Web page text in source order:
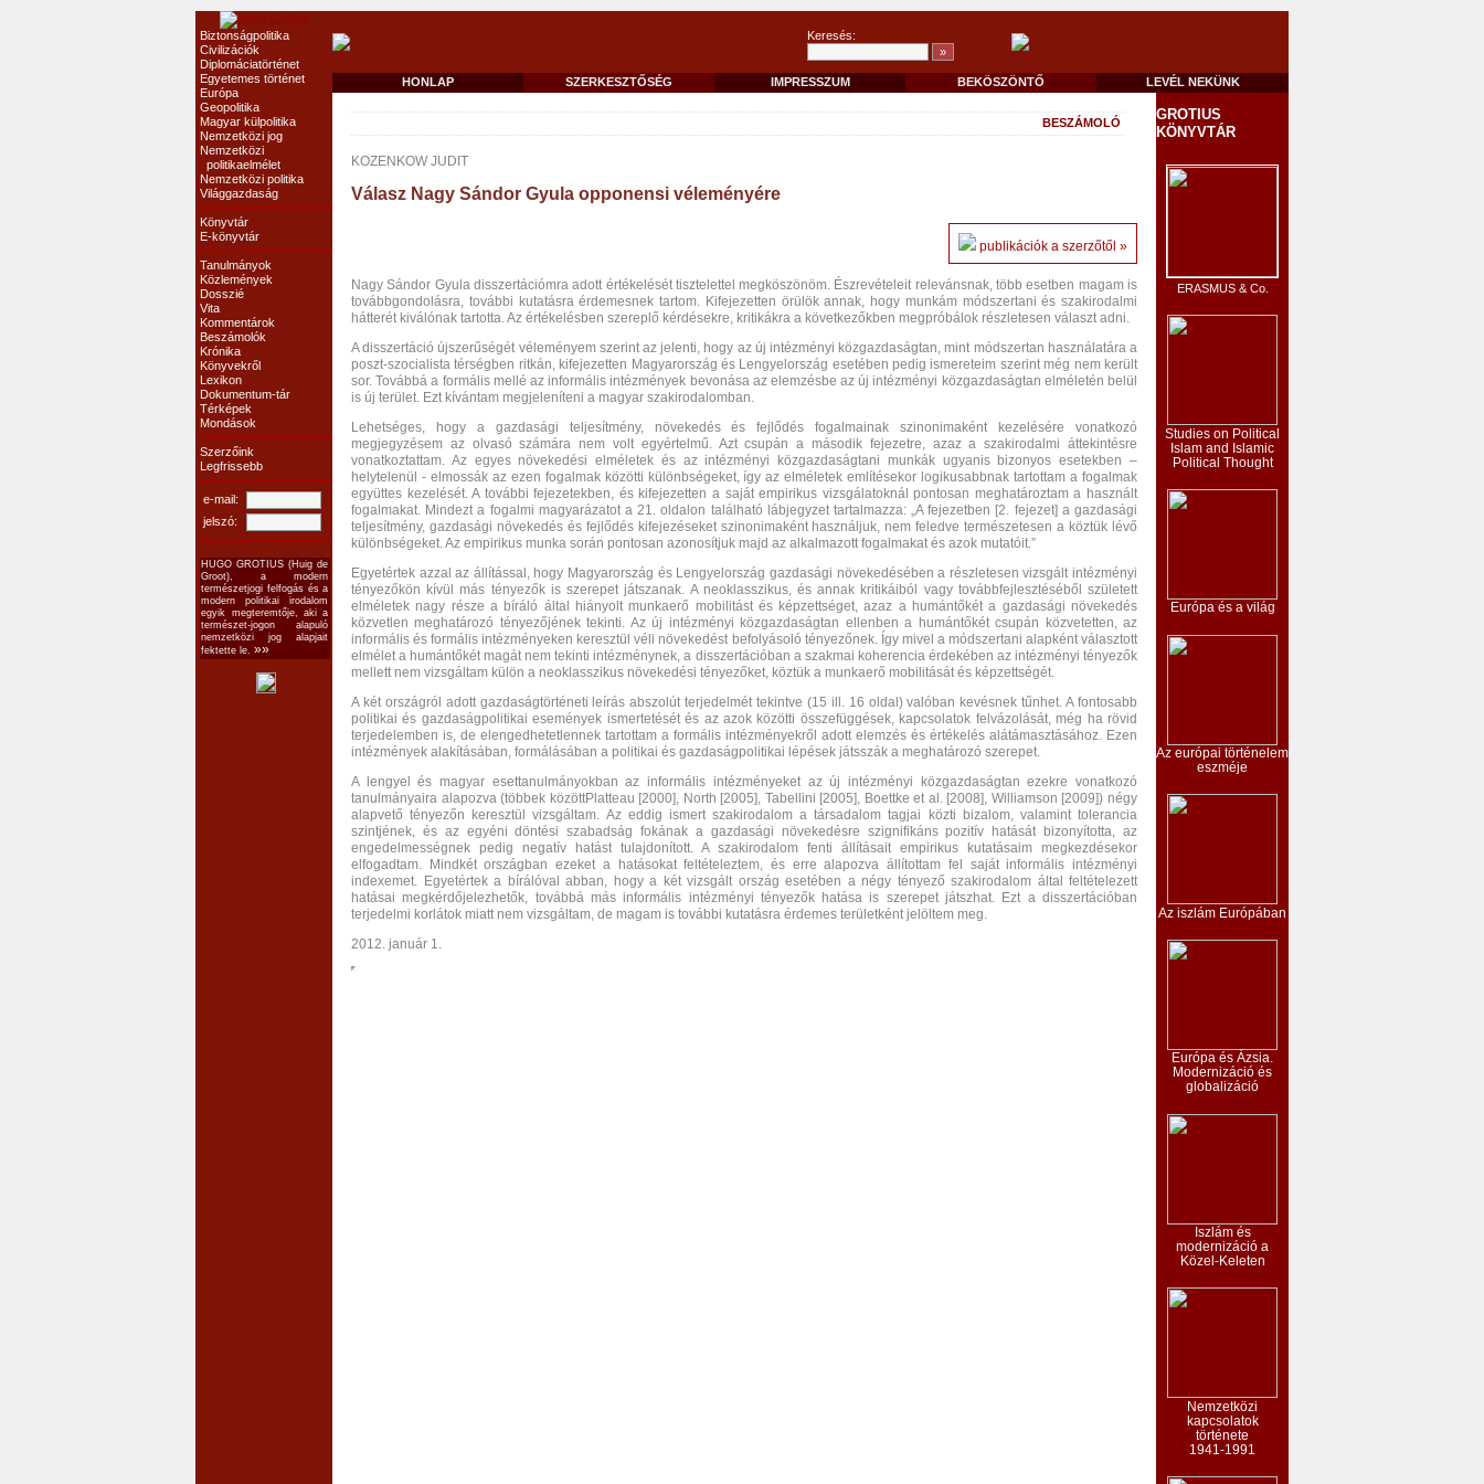
Biztonságpolitika
Civilizációk
Diplomáciatörténet
Egyetemes történet
Európa
Geopolitika
Magyar külpolitika
Nemzetközi jog
Nemzetközi
politikaelmélet
Nemzetközi politika
Világgazdaság
Könyvtár
E-könyvtár
Tanulmányok
Közlemények
Dosszié
Vita
Kommentárok
Beszámolók
Krónika
Könyvekről
Lexikon
Dokumentum-tár
Térképek
Mondások
Szerzőink
Legfrissebb
e-mail:
jelszó:
HUGO GROTIUS (Huig de
Groot), a modern
természetjogi felfogás és a
modern politikai irodalom
egyik megteremtője, aki a
természet-jogon alapuló
nemzetközi jog alapjait
fektette le.»»
Keresés:
HONLAP SZERKESZTŐSÉG IMPRESSZUM BEKÖSZÖNTŐ LEVÉL NEKÜNK
BESZÁMOLÓ
KOZENKOW JUDIT
Válasz Nagy Sándor Gyula opponensi véleményére
publikációk a szerzőtől »
Nagy Sándor Gyula disszertációmra adott értékelését tisztelettel megköszönöm. Észrevételeit relevánsnak, több esetben magam is
továbbgondolásra, további kutatásra érdemesnek tartom. Kifejezetten örülök annak, hogy munkám módszertani és szakirodalmi
hátterét kiválónak tartotta. Az értékelésben szereplő kérdésekre, kritikákra a következőkben megpróbálok részletesen választ adni.
A disszertáció újszerűségét véleményem szerint az jelenti, hogy az új intézményi közgazdaságtan, mint módszertan használatára a
poszt-szocialista térségben ritkán, kifejezetten Magyarország és Lengyelország esetében pedig ismereteim szerint még nem került
sor. Továbbá a formális mellé az informális intézmények bevonása az elemzésbe az új intézményi közgazdaságtan elméletén belül
is új terület. Ezt kívántam megjeleníteni a magyar szakirodalomban.
Lehetséges, hogy a gazdasági teljesítmény, növekedés és fejlődés fogalmainak szinonimaként kezelésére vonatkozó
megjegyzésem az olvasó számára nem volt egyértelmű. Azt csupán a második fejezetre, azaz a szakirodalmi áttekintésre
vonatkoztattam. Az egyes növekedési elméletek és az intézményi közgazdaságtani munkák ugyanis bizonyos esetekben –
helytelenül - elmossák az ezen fogalmak közötti különbségeket, így az elméletek említésekor logikusabbnak tartottam a fogalmak
együttes kezelését. A további fejezetekben, és kifejezetten a saját empirikus vizsgálatoknál pontosan meghatároztam a használt
fogalmakat. Mindezt a fogalmi magyarázatot a 21. oldalon található lábjegyzet tartalmazza: „A fejezetben [2. fejezet] a gazdasági
teljesítmény, gazdasági növekedés és fejlődés kifejezéseket szinonimaként használjuk, nem feledve természetesen a köztük lévő
különbségeket. Az empirikus munka során pontosan azonosítjuk majd az alkalmazott fogalmakat és azok mutatóit.”
Egyetértek azzal az állítással, hogy Magyarország és Lengyelország gazdasági növekedésében a részletesen vizsgált intézményi
tényezőkön kívül más tényezők is szerepet játszanak. A neoklasszikus, és annak kritikáiból vagy továbbfejlesztéséből született
elméletek nagy része a bíráló által hiányolt munkaerő mobilitást és képzettséget, azaz a humántőkét a gazdasági növekedés
közvetlen meghatározó tényezőjének tekinti. Az új intézményi közgazdaságtan ellenben a humántőkét csupán közvetetten, az
informális és formális intézményeken keresztül véli növekedést befolyásoló tényezőnek. Így mivel a módszertani alapként választott
elmélet a humántőkét magát nem tekinti intézménynek, a disszertációban a szakmai koherencia érdekében az intézményi tényezők
mellett nem vizsgáltam külön a neoklasszikus növekedési tényezőket, köztük a munkaerő mobilitását és képzettségét.
A két országról adott gazdaságtörténeti leírás abszolút terjedelmét tekintve (15 ill. 16 oldal) valóban kevésnek tűnhet. A fontosabb
politikai és gazdaságpolitikai események ismertetését és az azok közötti összefüggések, kapcsolatok felvázolását, még ha rövid
terjedelemben is, de elengedhetetlennek tartottam a formális intézményekről adott elemzés és értékelés alátámasztásához. Ezen
intézmények alakításában, formálásában a politikai és gazdaságpolitikai lépések játsszák a meghatározó szerepet.
A lengyel és magyar esettanulmányokban az informális intézményeket az új intézményi közgazdaságtan ezekre vonatkozó
tanulmányaira alapozva (többek közöttPlatteau [2000], North [2005], Tabellini [2005], Boettke et al. [2008], Williamson [2009]) négy
alapvető tényezőn keresztül vizsgáltam. Az eddig ismert szakirodalom a társadalom tagjai közti bizalom, valamint tolerancia
szintjének, és az egyéni döntési szabadság fokának a gazdasági növekedésre szignifikáns pozitív hatását bizonyította, az
engedelmességnek pedig negatív hatást tulajdonított. A szakirodalom fenti állításait empirikus kutatásaim megkezdésekor
elfogadtam. Mindkét országban ezeket a hatásokat feltételeztem, és erre alapozva állítottam fel saját informális intézményi
indexemet. Egyetértek a bírálóval abban, hogy a két vizsgált ország esetében a négy tényező szakirodalom által feltételezett
hatásai megkérdőjelezhetők, továbbá más informális intézményi tényezők hatása is szerepet játszhat. Ezt a disszertációban
terjedelmi korlátok miatt nem vizsgáltam, de magam is további kutatásra érdemes területként jelöltem meg.
2012. január 1.
GROTIUS
KÖNYVTÁR
ERASMUS & Co.
Studies on Political
Islam and Islamic
Political Thought
Európa és a világ
Az európai történelem
eszméje
Az iszlám Európában
Európa és Ázsia.
Modernizáció és
globalizáció
Iszlám és
modernizáció a
Közel-Keleten
Nemzetközi
kapcsolatok
története
1941-1991